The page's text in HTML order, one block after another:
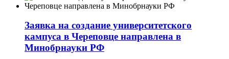
Заявка на создание университетского
кампуса в Череповце направлена в
Минобрнауки РФ